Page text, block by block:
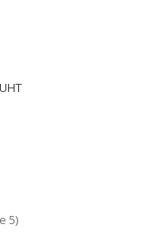
UHT
5)